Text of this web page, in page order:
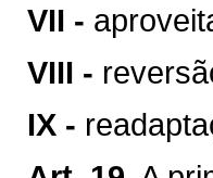
VII -
VIII -
IX -